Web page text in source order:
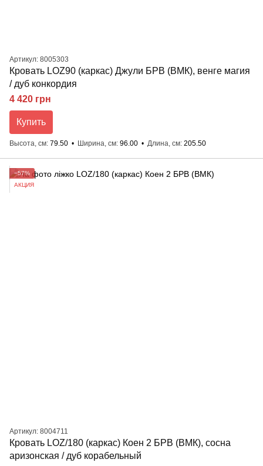
Артикул: 8005303
Кровать LOZ90 (каркас) Джули БРВ (ВМК), венге магия
/ дуб конкордия
4 420 грн
Купить
Высота, см 79.50 Ширина, см 96.00 Длина, см 205.50
−57%
АКЦИЯ
Артикул: 8004711
Кровать LOZ/180 (каркас) Коен 2 БРВ (ВМК), сосна
аризонская / дуб корабельный